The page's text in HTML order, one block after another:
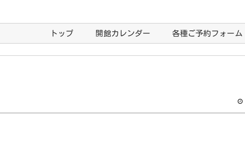
トップ 開館カレンダー 各種ご予約フォーム